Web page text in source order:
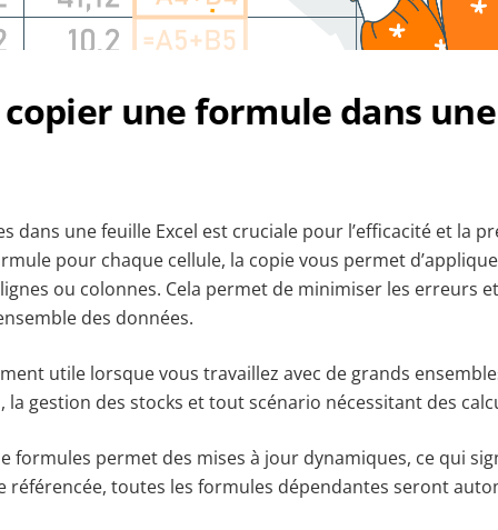
une formule dans
dans une feuille Excel est cruciale pour l’efficacité et la
pour chaque cellule, la copie vous permet
ou colonnes. Cela permet de minimiser les erreurs
des données.
utile lorsque vous travaillez avec de grands
gestion des stocks et tout scénario nécessitant des
formules permet des mises à jour dynamiques, ce qui
référencée, toutes les formules dépendantes seront